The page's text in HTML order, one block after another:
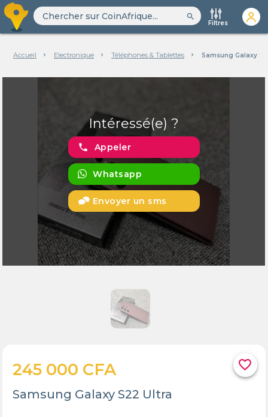
search
Filtres
Accueil Electronique Téléphones & Tablettes Samsung Galaxy
Intéressé(e) ?
phone Appeler
Whatsapp
Envoyer un sms
favorite_border
245 000 CFA
Samsung Galaxy S22 Ultra